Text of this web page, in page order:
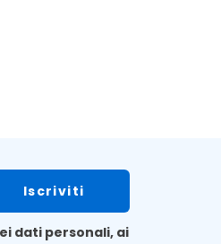
dati personali, ai